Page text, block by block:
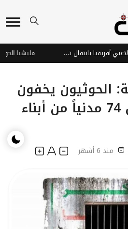
ديوماندي يتربع على عرش أغلى لاعبي أفريقيا بانتقال تاريخي لريال مدريد
الحوثيون يخفون
قسرياً أكثر من 74 مدنياً من أبناء
منذ 6 أشهر